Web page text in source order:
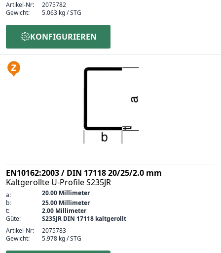
Artikel-Nr:
2075782
Gewicht:
5.063 kg / STG
KONFIGURIEREN
EN10162:2003 / DIN 17118 20/25/2.0 mm
Kaltgerollte U-Profile S235JR
a:
20.00 Millimeter
b:
25.00 Millimeter
t:
2.00 Millimeter
Güte:
S235JR DIN 17118 kaltgerollt
Artikel-Nr:
2075783
Gewicht:
5.978 kg / STG